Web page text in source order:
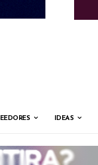
IDEAS